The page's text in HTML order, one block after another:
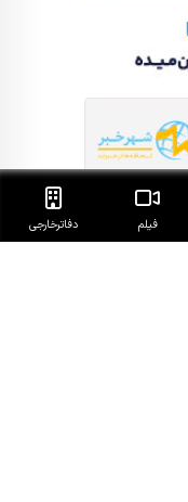
فیلم دفاتر‌خارجی